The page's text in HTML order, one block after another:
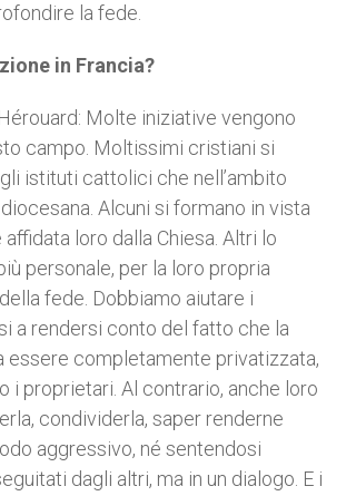
la fede.
in Francia?
Molte iniziative vengono
campo. Moltissimi cristiani si
istituti cattolici che nell’ambito
Alcuni si formano in vista
loro dalla Chiesa. Altri lo
personale, per la loro propria
fede. Dobbiamo aiutare i
a rendersi conto del fatto che la
essere completamente privatizzata,
i proprietari. Al contrario, anche loro
condividerla, saper renderne
aggressivo, né sentendosi
dagli altri, ma in un dialogo. E i